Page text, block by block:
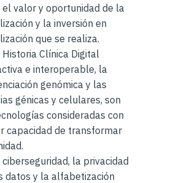
valor y oportunidad de la
y la inversión en
que se realiza.
Historia Clínica Digital
e interoperable, la
genómica y las
génicas y celulares, son
consideradas con
capacidad de transformar
ciberseguridad, la privacidad
datos y la alfabetización